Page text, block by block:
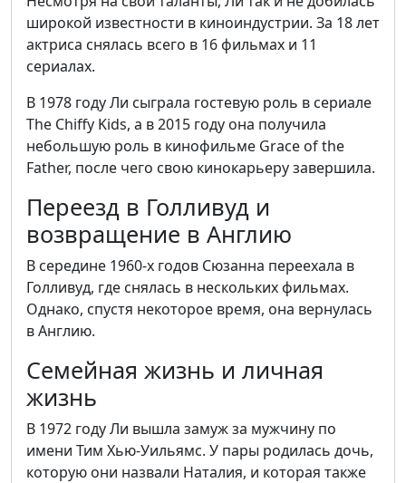
широкой известности в киноиндустрии. За 18 лет
актриса снялась всего в 16 фильмах и 11
сериалах.
В 1978 году Ли сыграла гостевую роль в сериале
The Chiffy Kids, а в 2015 году она получила
небольшую роль в кинофильме Grace of the
Father, после чего свою кинокарьеру завершила.
Переезд в Голливуд и
возвращение в Англию
В середине 1960-х годов Сюзанна переехала в
Голливуд, где снялась в нескольких фильмах.
Однако, спустя некоторое время, она вернулась
в Англию.
Семейная жизнь и личная
жизнь
В 1972 году Ли вышла замуж за мужчину по
имени Тим Хью-Уильямс. У пары родилась дочь,
которую они назвали Наталия, и которая также